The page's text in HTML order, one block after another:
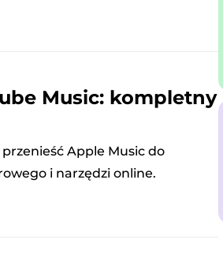
Music: kompletny
Apple Music do
i narzędzi online.